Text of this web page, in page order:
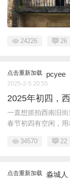
24226 26
点击重新加载 pcyee
2025-2-5 20:55
2025年初四，
一直想抓拍西南旧
春节初四有空闲，用
34570 22
点击重新加载 淼城人